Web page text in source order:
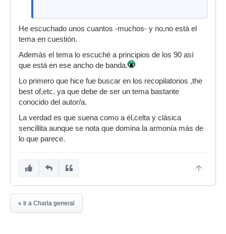
He escuchado unos cuantos -muchos- y no,no está el
tema en cuestión.
Además el tema lo escuché a principios de los 90 así
que está en ese ancho de banda.
Lo primero que hice fue buscar en los recopilatorios ,the
best of,etc. ya que debe de ser un tema bastante
conocido del autor/a.
La verdad es que suena como a él,celta y clásica
sencillita aunque se nota que domina la armonía más de
lo que parece.
« Ir a Charla general